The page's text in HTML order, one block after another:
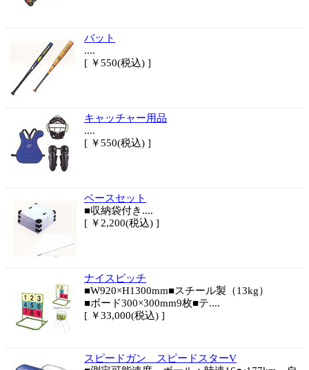
バット
....
[ ￥550(税込) ]
キャッチャー用品
....
[ ￥550(税込) ]
ベースセット
■収納袋付き....
[ ￥2,200(税込) ]
ナイスピッチ
■W920×H1300mm■スチール製（13kg）
■ボード300×300mm9枚■テ....
[ ￥33,000(税込) ]
スピードガン スピードスターV